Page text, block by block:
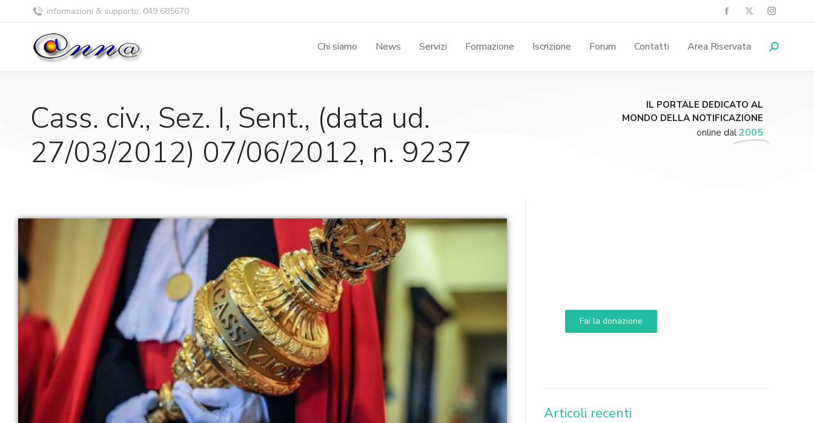
informazioni & supporto: 049 685670
Chi siamo News Servizi Formazione Iscrizione Forum Contatti Area Riservata
Cass. civ., Sez. I, Sent., (data ud.
27/03/2012) 07/06/2012, n. 9237
IL PORTALE DEDICATO AL
MONDO DELLA NOTIFICAZIONE
online dal2005
Fai la donazione
DONA
Articoli recenti